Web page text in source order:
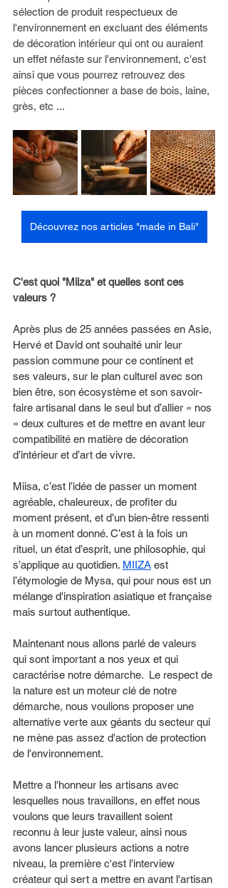
sélection de produit respectueux de
l'environnement en excluant des éléments
de décoration intérieur qui ont ou auraient
un effet néfaste sur l'environnement, c'est
ainsi que vous pourrez retrouvez des
pièces confectionner a base de bois, laine,
grès, etc ...
Découvrez nos articles "made in Bali"
C'est quoi "Miiza" et quelles sont ces
valeurs ?
Après plus de 25 années passées en Asie,
Hervé et David ont souhaité unir leur
passion commune pour ce continent et
ses valeurs, sur le plan culturel avec son
bien être, son écosystème et son savoir-
faire artisanal dans le seul but d’allier « nos
» deux cultures et de mettre en avant leur
compatibilité en matière de décoration
d’intérieur et d’art de vivre.
Miisa, c’est l’idée de passer un moment
agréable, chaleureux, de profiter du
moment présent, et d’un bien-être ressenti
à un moment donné. C’est à la fois un
rituel, un état d’esprit, une philosophie, qui
s’applique au quotidien. MIIZA est
l’étymologie de Mysa, qui pour nous est un
mélange d'inspiration asiatique et française
mais surtout authentique.
Maintenant nous allons parlé de valeurs
qui sont important a nos yeux et qui
caractérise notre démarche.  Le respect de
la nature est un moteur clé de notre
démarche, nous voulions proposer une
alternative verte aux géants du secteur qui
ne mène pas assez d'action de protection
de l'environnement.
Mettre a l'honneur les artisans avec
lesquelles nous travaillons, en effet nous
voulons que leurs travaillent soient
reconnu à leur juste valeur, ainsi nous
avons lancer plusieurs actions a notre
niveau, la première c'est l'interview
créateur qui sert a mettre en avant l'artisan